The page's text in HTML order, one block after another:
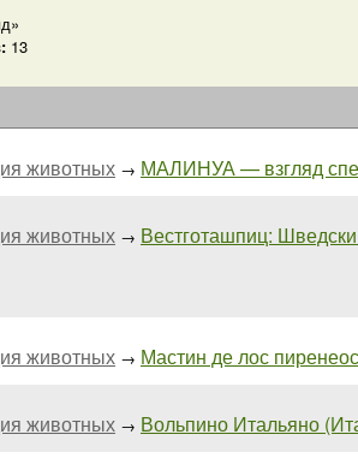
13
животных → МАЛИНУА — взгляд
животных → Вестготашпиц:
животных → Мастин де лос
животных → Вольпино Итальяно